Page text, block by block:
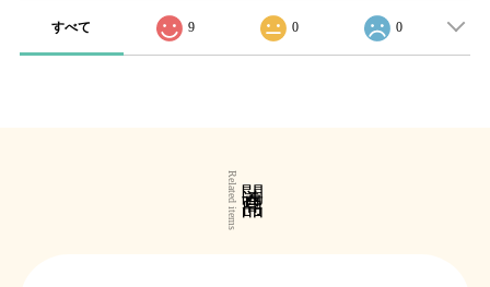
すべて 9 0 0
Related items